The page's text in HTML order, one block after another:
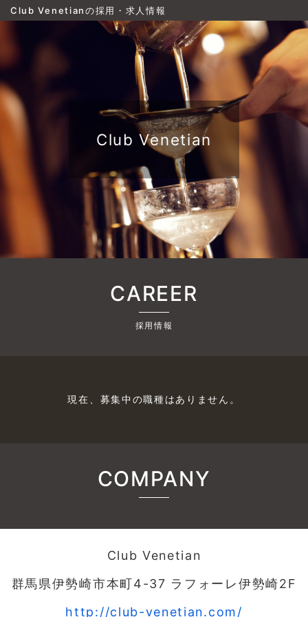
Club Venetianの採用・求人情報
Club Venetian
CAREER
採用情報
現在、募集中の職種はありません。
COMPANY
Club Venetian
群馬県伊勢崎市本町4-37 ラフォーレ伊勢崎2F
http://club-venetian.com/